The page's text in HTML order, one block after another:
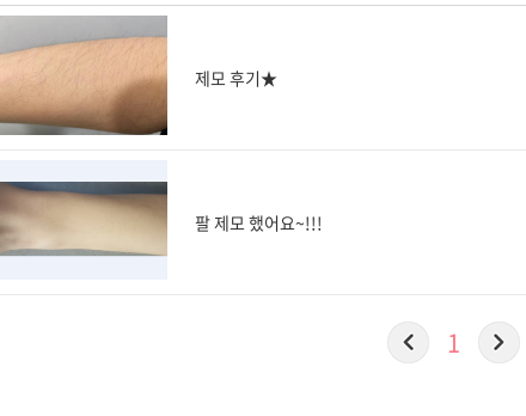
제모 후기★
팔 제모 했어요~!!!
1